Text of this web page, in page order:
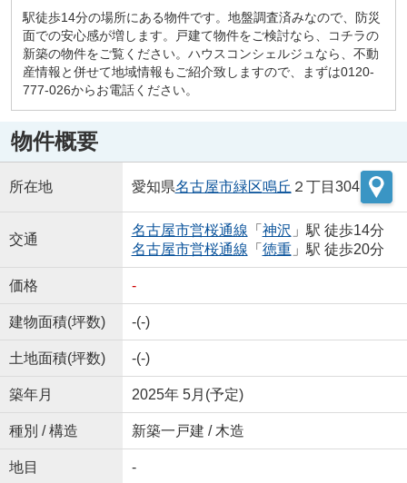
駅徒歩14分の場所にある物件です。地盤調査済みなので、防災
面での安心感が増します。戸建て物件をご検討なら、コチラの
新築の物件をご覧ください。ハウスコンシェルジュなら、不動
産情報と併せて地域情報もご紹介致しますので、まずは0120-
777-026からお電話ください。
物件概要
所在地 愛知県名古屋市緑区鳴丘 ２丁目304
交通
名古屋市営桜通線 「 神沢 」駅 徒歩14分
名古屋市営桜通線 「 徳重」駅 徒歩20分
価格 -
建物面積(坪数) -(-)
土地面積(坪数) -(-)
築年月 2025年 5月(予定)
種別 / 構造 新築一戸建 / 木造
地目 -